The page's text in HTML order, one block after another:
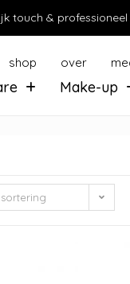
touch & professioneel
shop over
Make-up